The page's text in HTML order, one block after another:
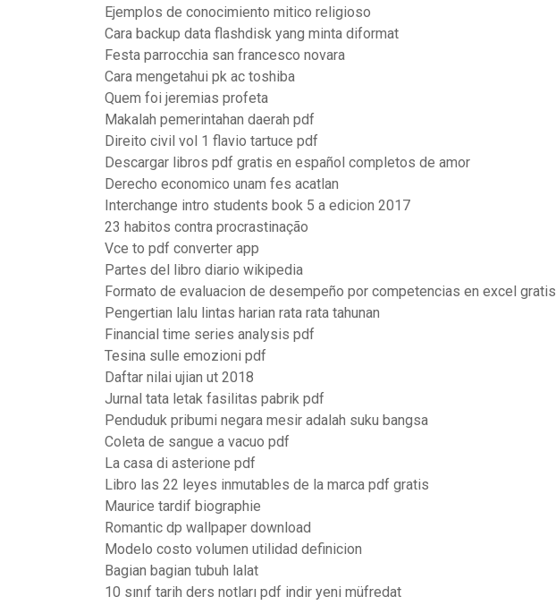
Ejemplos de conocimiento mitico religioso
Cara backup data flashdisk yang minta diformat
Festa parrocchia san francesco novara
Cara mengetahui pk ac toshiba
Quem foi jeremias profeta
Makalah pemerintahan daerah pdf
Direito civil vol 1 flavio tartuce pdf
Descargar libros pdf gratis en español completos de amor
Derecho economico unam fes acatlan
Interchange intro students book 5 a edicion 2017
23 habitos contra procrastinação
Vce to pdf converter app
Partes del libro diario wikipedia
Formato de evaluacion de desempeño por competencias en excel gratis
Pengertian lalu lintas harian rata rata tahunan
Financial time series analysis pdf
Tesina sulle emozioni pdf
Daftar nilai ujian ut 2018
Jurnal tata letak fasilitas pabrik pdf
Penduduk pribumi negara mesir adalah suku bangsa
Coleta de sangue a vacuo pdf
La casa di asterione pdf
Libro las 22 leyes inmutables de la marca pdf gratis
Maurice tardif biographie
Romantic dp wallpaper download
Modelo costo volumen utilidad definicion
Bagian bagian tubuh lalat
10 sınıf tarih ders notları pdf indir yeni müfredat